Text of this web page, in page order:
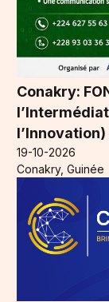
Conakry:
19-10-2026
Conakry, Guinée